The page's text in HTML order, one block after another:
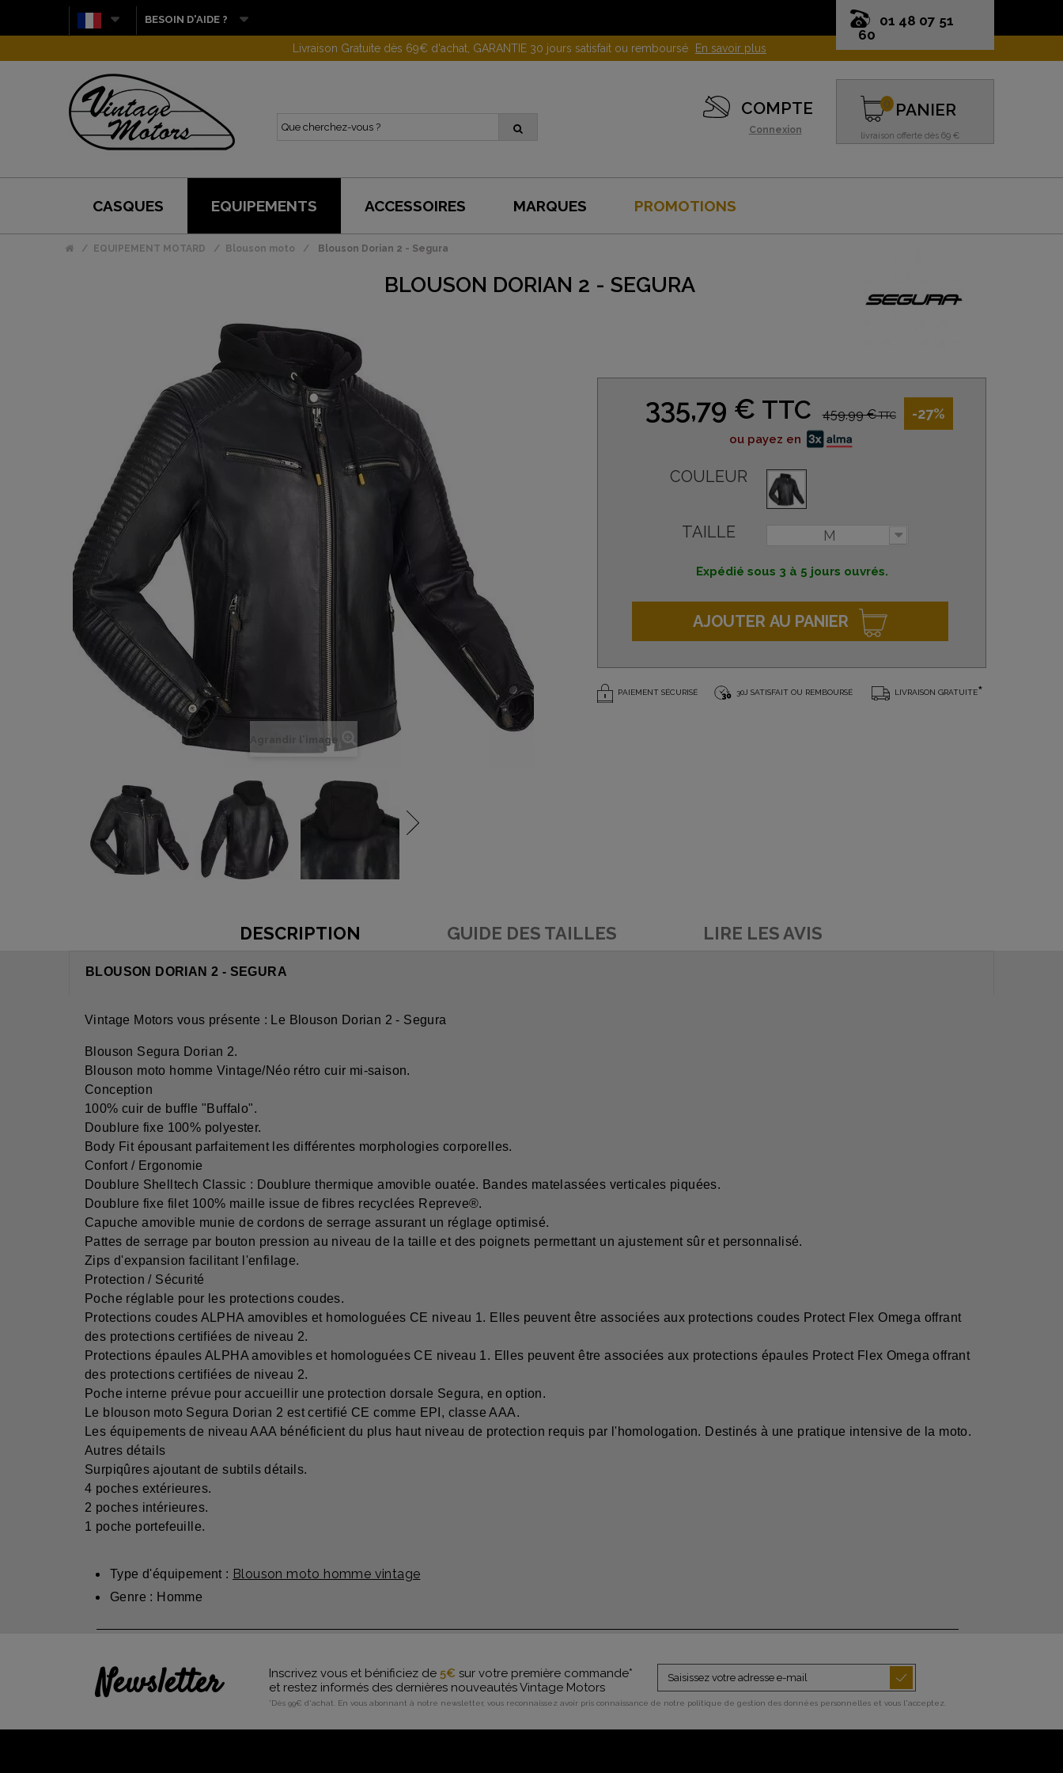
01 48 07 51
60
BESOIN D'AIDE ?
Gagnez 10 euros en parrainant un proche ! En savoir plus
COMPTE
Connexion
PANIER
livraison offerte dès 69 €
0
CASQUES EQUIPEMENTS ACCESSOIRES MARQUES PROMOTIONS
EQUIPEMENT MOTARD Blouson moto Blouson Dorian 2 - Segura
BLOUSON DORIAN 2 - SEGURA
Agrandir l'image
335,79 € TTC 459,99 €TTC -27%
ou payez en
COULEUR
TAILLE M
Expédié sous 3 à 5 jours ouvrés.
AJOUTER AU PANIER
PAIEMENT SÉCURISÉ 30J SATISFAIT OU REMBOURSÉ LIVRAISON GRATUITE*
DESCRIPTION GUIDE DES TAILLES LIRE LES AVIS
BLOUSON DORIAN 2 - SEGURA
Vintage Motors vous présente : Le Blouson Dorian 2 - Segura
Blouson Segura Dorian 2.
Blouson moto homme Vintage/Néo rétro cuir mi-saison.
Conception
100% cuir de buffle "Buffalo".
Doublure fixe 100% polyester.
Body Fit épousant parfaitement les différentes morphologies corporelles.
Confort / Ergonomie
Doublure Shelltech Classic : Doublure thermique amovible ouatée. Bandes matelassées verticales piquées.
Doublure fixe filet 100% maille issue de fibres recyclées Repreve®.
Capuche amovible munie de cordons de serrage assurant un réglage optimisé.
Pattes de serrage par bouton pression au niveau de la taille et des poignets permettant un ajustement sûr et personnalisé.
Zips d'expansion facilitant l'enfilage.
Protection / Sécurité
Poche réglable pour les protections coudes.
Protections coudes ALPHA amovibles et homologuées CE niveau 1. Elles peuvent être associées aux protections coudes Protect Flex Omega offrant
des protections certifiées de niveau 2.
Protections épaules ALPHA amovibles et homologuées CE niveau 1. Elles peuvent être associées aux protections épaules Protect Flex Omega offrant
des protections certifiées de niveau 2.
Poche interne prévue pour accueillir une protection dorsale Segura, en option.
Le blouson moto Segura Dorian 2 est certifié CE comme EPI, classe AAA.
Les équipements de niveau AAA bénéficient du plus haut niveau de protection requis par l'homologation. Destinés à une pratique intensive de la moto.
Autres détails
Surpiqûres ajoutant de subtils détails.
4 poches extérieures.
2 poches intérieures.
1 poche portefeuille.
Type d'équipement : Blouson moto homme vintage
Genre : Homme
Newsletter Inscrivez vous et bénificiez de 5€ sur votre première commande*
et restez informés des dernières nouveautés Vintage Motors
*Dès 99€ d'achat. En vous abonnant à notre newsletter, vous reconnaissez avoir pris connaissance de notre politique de gestion des données personnelles et vous l'acceptez.